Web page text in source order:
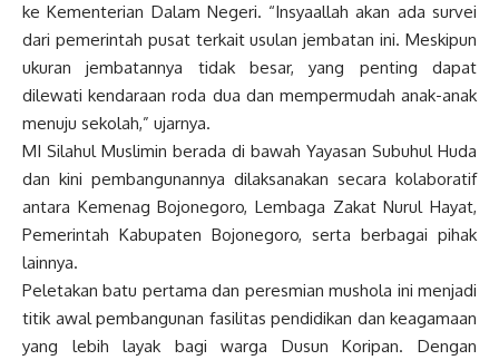
ke Kementerian Dalam Negeri. “Insyaallah akan ada survei
dari pemerintah pusat terkait usulan jembatan ini. Meskipun
ukuran jembatannya tidak besar, yang penting dapat
dilewati kendaraan roda dua dan mempermudah anak-anak
menuju sekolah,” ujarnya.
MI Silahul Muslimin berada di bawah Yayasan Subuhul Huda
dan kini pembangunannya dilaksanakan secara kolaboratif
antara Kemenag Bojonegoro, Lembaga Zakat Nurul Hayat,
Pemerintah Kabupaten Bojonegoro, serta berbagai pihak
lainnya.
Peletakan batu pertama dan peresmian mushola ini menjadi
titik awal pembangunan fasilitas pendidikan dan keagamaan
yang lebih layak bagi warga Dusun Koripan. Dengan